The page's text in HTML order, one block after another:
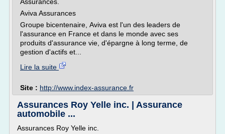
Aviva Assurances
Groupe bicentenaire, Aviva est l'un des leaders de
l'assurance en France et dans le monde avec ses
produits d'assurance vie, d'épargne à long terme, de
gestion d'actifs et...
Lire la suite
Site : http://www.index-assurance.fr
Assurances Roy Yelle inc. | Assurance
automobile ...
Assurances Roy Yelle inc.